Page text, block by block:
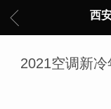
西
2021空调新